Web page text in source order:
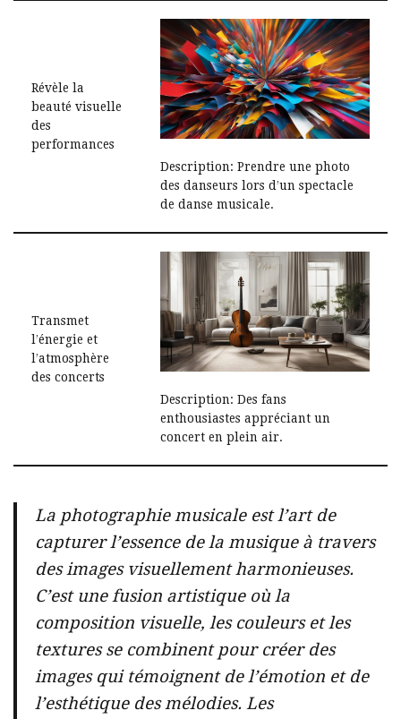
Révèle la
beauté visuelle
des
performances
Description: Prendre une photo
des danseurs lors d’un spectacle
de danse musicale.
Transmet
l’énergie et
l’atmosphère
des concerts
Description: Des fans
enthousiastes appréciant un
concert en plein air.
La photographie musicale est l’art de
capturer l’essence de la musique à travers
des images visuellement harmonieuses.
C’est une fusion artistique où la
composition visuelle, les couleurs et les
textures se combinent pour créer des
images qui témoignent de l’émotion et de
l’esthétique des mélodies. Les